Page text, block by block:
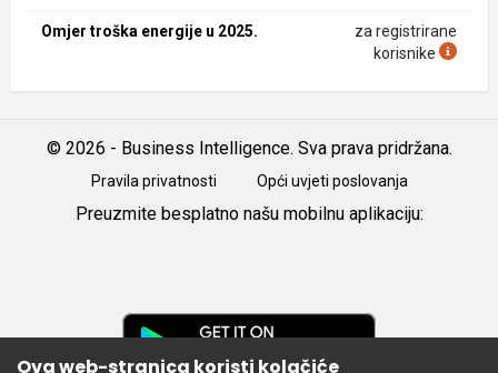
Omjer troška energije u 2025.
za registrirane
korisnike
© 2026 - Business Intelligence. Sva prava pridržana.
Pravila privatnosti Opći uvjeti poslovanja
Preuzmite besplatno našu mobilnu aplikaciju:
Ova web-stranica koristi kolačiće